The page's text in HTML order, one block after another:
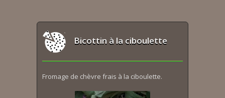
Bicottin à la ciboulette
Fromage de chèvre frais à la ciboulette.